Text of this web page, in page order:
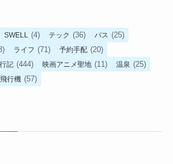
SWELL (4) テック (36) バス (25)
ライフ (71) 予約手配 (20)
記 (444) 映画アニメ聖地 (11) 温泉 (25)
飛行機 (57)